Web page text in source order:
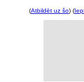
(Atbildēt uz šo) (